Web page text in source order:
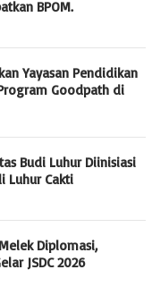
BPOM.
Yayasan Pendidikan
Goodpath di
Budi Luhur Diinisiasi
Luhur Cakti
Diplomasi,
JSDC 2026